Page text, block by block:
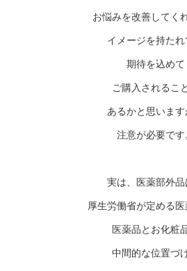
お悩みを改善してく
イメージを持たれ
期待を込めて
ご購入されるこ
あるかと思います
注意が必要です
実は、医薬部外品
厚生労働省が定める医
医薬品とお化粧
中間的な位置づ